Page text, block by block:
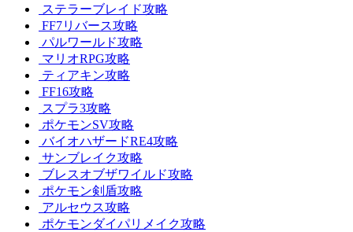
ステラーブレイド攻略
FF7リバース攻略
パルワールド攻略
マリオRPG攻略
ティアキン攻略
FF16攻略
スプラ3攻略
ポケモンSV攻略
バイオハザードRE4攻略
サンブレイク攻略
ブレスオブザワイルド攻略
ポケモン剣盾攻略
アルセウス攻略
ポケモンダイパリメイク攻略